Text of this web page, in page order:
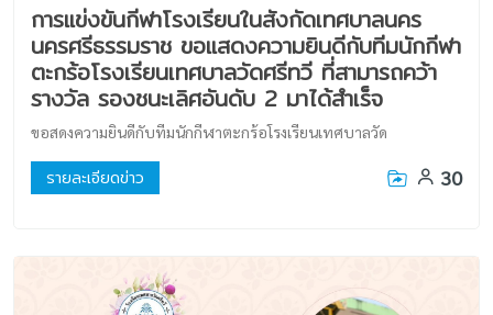
การแข่งขันกีฬาโรงเรียนในสังกัดเทศบาลนคร
นครศรีธรรมราช ขอแสดงความยินดีกับทีมนักกีฬา
ตะกร้อโรงเรียนเทศบาลวัดศรีทวี ที่สามารถคว้า
รางวัล รองชนะเลิศอันดับ 2 มาได้สำเร็จ
ขอสดงความยินดีกับทีมนักกีฬาตะกร้อโรงเรียนเทศบาลวัด
รายละเอียดข่าว 30